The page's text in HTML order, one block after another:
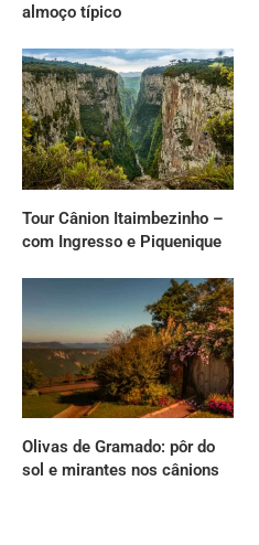
almoço típico
Tour Cânion Itaimbezinho –
com Ingresso e Piquenique
Olivas de Gramado: pôr do
sol e mirantes nos cânions